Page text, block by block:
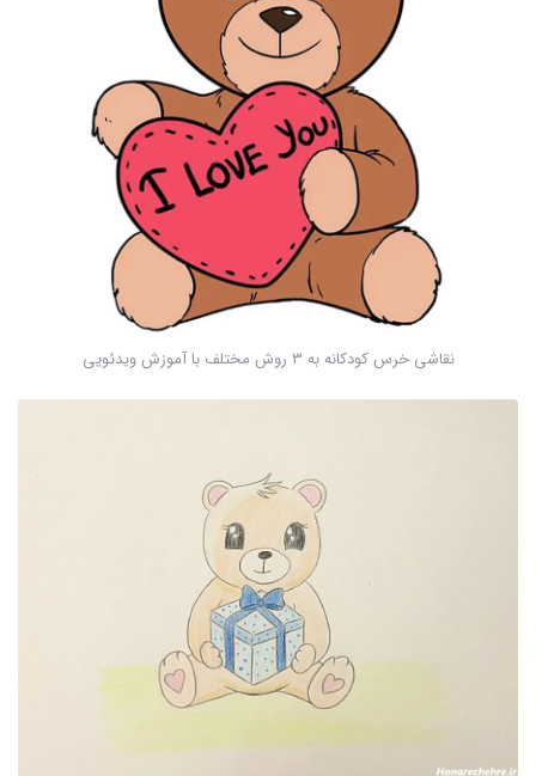
نقاشی خرس کودکانه به 3 روش مختلف با آموزش ویدئویی